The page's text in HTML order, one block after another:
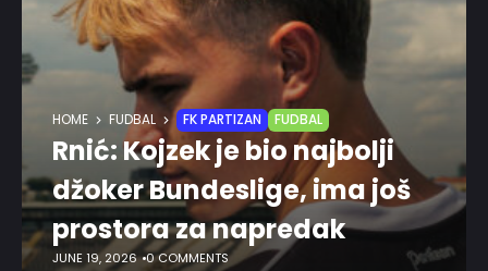
HOME FUDBAL FK PARTIZAN FUDBAL
Rnić: Kojzek je bio najbolji
džoker Bundeslige, ima još
prostora za napredak
JUNE 19, 2026 0 COMMENTS